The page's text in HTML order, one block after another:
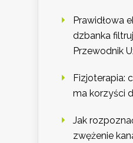
Prawidłowa
dzbanka
Przewodnik
Fizjoterapia:
ma korzyści
Jak
zwężenie